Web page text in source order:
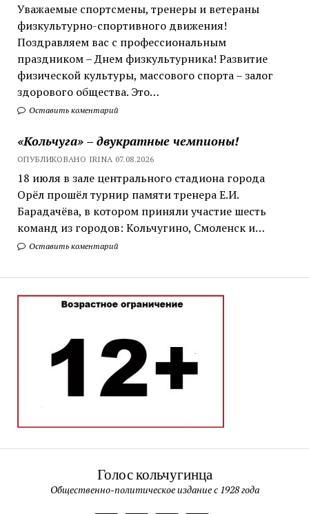
Уважаемые спортсмены, тренеры и ветераны
физкультурно-спортивного движения!
Поздравляем вас с профессиональным
праздником – Днем физкультурника! Развитие
физической культуры, массового спорта – залог
здорового общества. Это…
Оставить коментарий
«Кольчуга» – двукратные чемпионы!
ОПУБЛИКОВАНО IRINA 07.08.2026
18 июля в зале центрального стадиона города
Орёл прошёл турнир памяти тренера Е.И.
Барадачёва, в котором приняли участие шесть
команд из городов: Кольчугино, Смоленск и…
Оставить коментарий
Голос кольчугинца
Общественно-политическое издание с 1928 года